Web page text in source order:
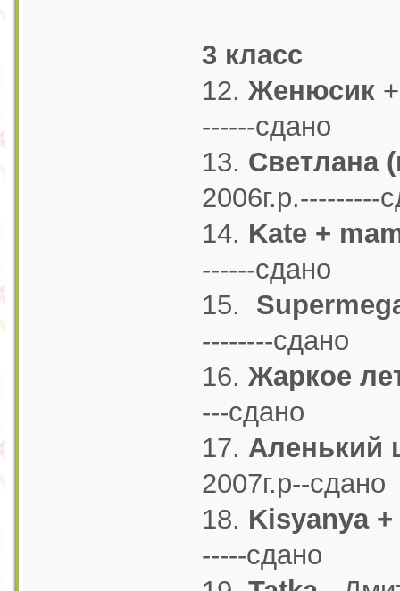
3 класс
12. Женюсик+
------сдано
13. Светлана
2006г.р.---------
14. Kate +
------сдано
15.
--------сдано
16. Жаркое
---сдано
17. Аленький
2007г.р--сдано
18. Kisyanya
-----сдано